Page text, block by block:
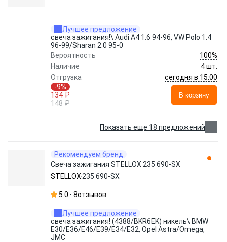
Лучшее предложение
свеча зажигания!\ Audi A4 1.6 94-96, VW Polo 1.4
96-99/Sharan 2.0 95-0
Вероятность
100%
Наличие
4 шт.
Отгрузка
сегодня в 15:00
-9%
134 ₽
148 ₽
В корзину
Показать еще 18 предложений
Рекомендуем бренд
Свеча зажигания STELLOX 235 690-SX
STELLOX 235 690-SX
5.0 8отзывов
Лучшее предложение
свеча зажигания! (4388/BKR6EK) никель\ BMW
E30/E36/E46/E39/E34/E32, Opel Astra/Omega,
JMC